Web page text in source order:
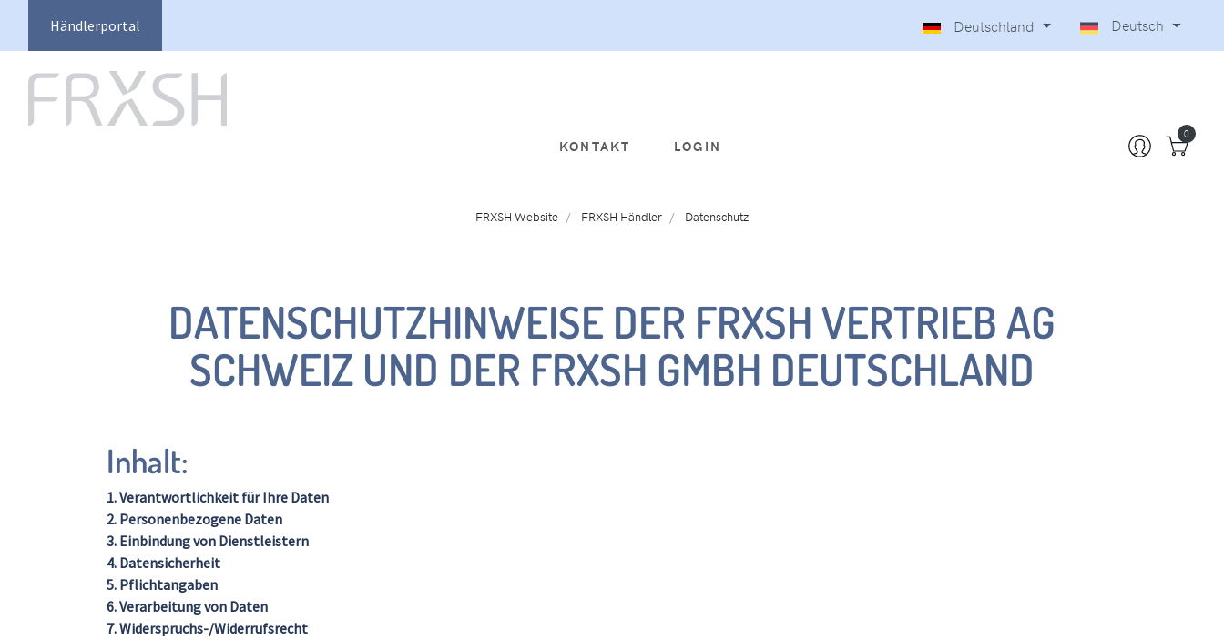
Händlerportal Deutschland Deutsch
KONTAKT LOGIN
0
FRXSH Website FRXSH Händler Datenschutz
DATENSCHUTZHINWEISE DER FRXSH VERTRIEB AG
SCHWEIZ UND DER FRXSH GMBH DEUTSCHLAND
Inhalt:
1. Verantwortlichkeit für Ihre Daten
2. Personenbezogene Daten
3. Einbindung von Dienstleistern
4. Datensicherheit
5. Pflichtangaben
6. Verarbeitung von Daten
7. Widerspruchs-/Widerrufsrecht